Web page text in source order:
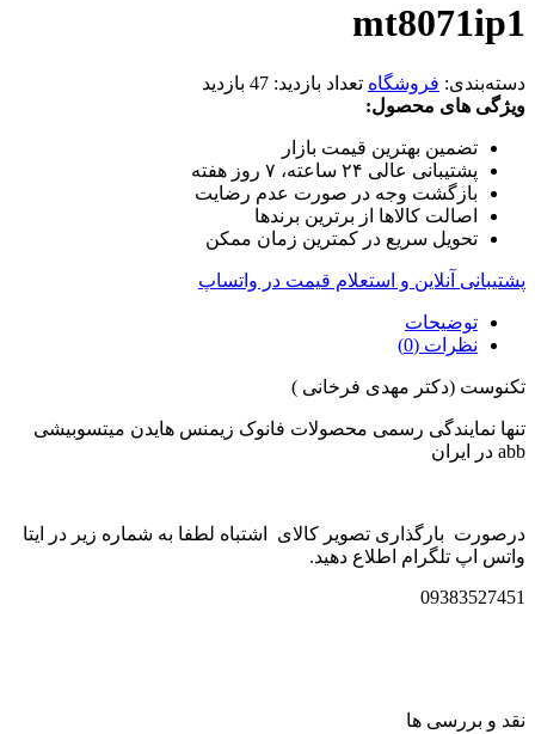
mt8071ip1
دسته‌بندی: فروشگاه تعداد بازدید: 47 بازدید
ویژگی های محصول:
تضمین بهترین قیمت بازار
پشتیبانی عالی ۲۴ ساعته، ۷ روز هفته
بازگشت وجه در صورت عدم رضایت
اصالت کالاها از برترین برندها
تحویل سریع در کمترین زمان ممکن
پشتیبانی آنلاین و استعلام قیمت در واتساپ
توضیحات
نظرات (0)
تکنوست (دکتر مهدی فرخانی )
تنها نمایندگی رسمی محصولات فانوک زیمنس هایدن میتسوبیشی
abb در ایران
درصورت بارگذاری تصویر کالای اشتباه لطفا به شماره زیر در ایتا
واتس اپ تلگرام اطلاع دهید.
09383527451
نقد و بررسی ها